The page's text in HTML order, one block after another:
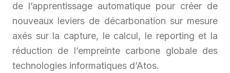
de l’apprentissage automatique pour créer de
nouveaux leviers de décarbonation sur mesure
axés sur la capture, le calcul, le reporting et la
réduction de l’empreinte carbone globale des
technologies informatiques d’Atos.